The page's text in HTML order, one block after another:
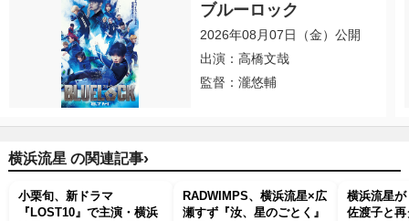
ブルーロック
2026年08月07日（金）公開
出演：高橋文哉
監督：瀧悠輔
横浜流星 の関連記事›
小栗旬、新ドラマ
『LOST10』で主演・横浜
RADWIMPS、横浜流星×広
瀬すず『汝、星のごとく』
横浜流星
佐渡子と